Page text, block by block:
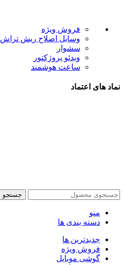
فروش ویژه
وسایل اصلاح ریش تراش
سشوار
ویدئو پروژکتور
ساعت هوشمند
نماد های اعتماد
جستجو
منو
دسته بندی ها
جدیدترین ها
فروش ویژه
گوشی موبایل